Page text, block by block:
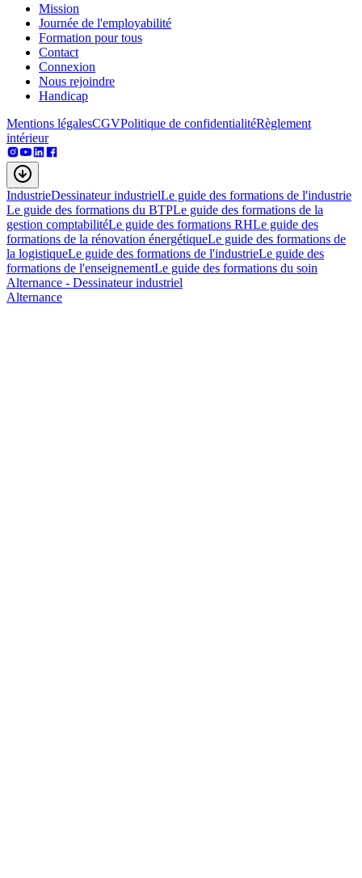
Mission
Journée de l'employabilité
Formation pour tous
Contact
Connexion
Nous rejoindre
Handicap
Mentions légalesCGVPolitique de confidentialitéRèglement
intérieur
IndustrieDessinateur industrielLe guide des formations de l'industrie
Le guide des formations du BTPLe guide des formations de la
gestion comptabilitéLe guide des formations RHLe guide des
formations de la rénovation énergétiqueLe guide des formations de
la logistiqueLe guide des formations de l'industrieLe guide des
formations de l'enseignementLe guide des formations du soin
Alternance - Dessinateur industriel
Alternance